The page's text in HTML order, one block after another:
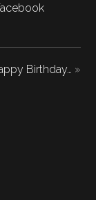
Birthday… »